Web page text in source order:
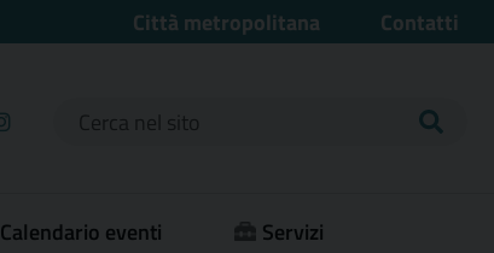
Città metropolitana Contatti
Ricerca per:
Calendario eventi Servizi